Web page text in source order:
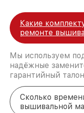
Какие
ремонте
Мы используем
надёжные
гарантийный
Сколько
вышивальной